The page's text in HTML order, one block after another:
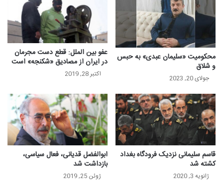
محکومیت «سلیمان عبدی» به حبس
و شلاق
جولای 20, 2023
عفو بین الملل: قطع دست مجرمان
در ایران از مصادیق «شکنجه» است
اکتبر 28, 2019
قاسم سلیمانی نزدیک فرودگاه بغداد
کشته شد
ژانویه 3, 2020
ابوالفضل قدیانی، فعال سیاسی،
بازداشت شد
ژوئن 25, 2019